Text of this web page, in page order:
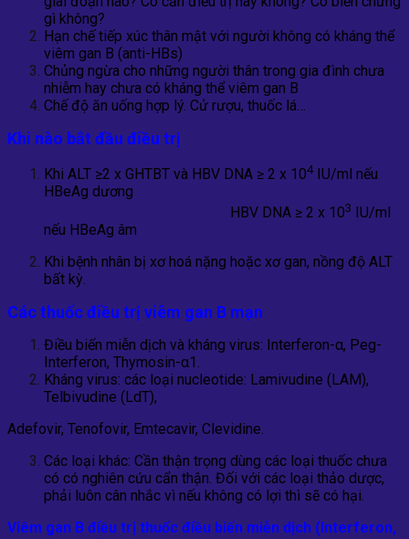
gì không?
Hạn chế tiếp xúc thân mật với người không có kháng thể
viêm gan B (anti-HBs)
Chủng ngừa cho những người thân trong gia đình chưa
nhiễm hay chưa có kháng thể viêm gan B
Chế độ ăn uống hợp lý. Cử rượu, thuốc lá…
Khi nào bắt đầu điều trị
Khi ALT ≥2 x GHTBT và HBV DNA ≥ 2 x 104IU/ml nếu
HBeAg dương
HBV DNA ≥ 2 x 103 IU/ml
nếu HBeAg âm
Khi bệnh nhân bị xơ hoá nặng hoặc xơ gan, nồng độ ALT
bất kỳ.
Các thuốcđiều trị viêm gan B mạn
Điều biến miễn dịch và kháng virus: Interferon-α, Peg-
Interferon, Thymosin-α1.
Kháng virus: các loại nucleotide: Lamivudine (LAM),
Telbivudine (LdT),
Adefovir, Tenofovir, Emtecavir, Clevidine.
Các loại khác: Cần thận trọng dùng các loại thuốc chưa
có có nghiên cứu cẩn thận. Đối với các loại thảo dược,
phải luôn cân nhắc vì nếu không có lợi thì sẽ có hại.
Viêm gan B điều trị thuốc điều biến miễn dịch (Interferon,